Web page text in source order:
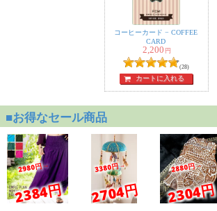
コーヒーカード − COFFEE
CARD
2,200 円
(28)
カートに入れる